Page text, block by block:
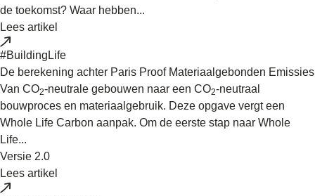
de toekomst? Waar hebben...
Lees artikel
#BuildingLife
De berekening achter Paris Proof Materiaalgebonden Emissies
Van CO2-neutrale gebouwen naar een CO2-neutraal
bouwproces en materiaalgebruik. Deze opgave vergt een
Whole Life Carbon aanpak. Om de eerste stap naar Whole
Life...
Versie 2.0
Lees artikel